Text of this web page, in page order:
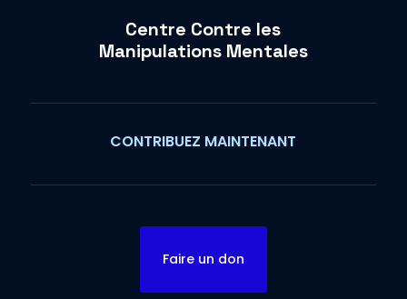
Centre Contre les
Manipulations Mentales
CONTRIBUEZ MAINTENANT
Faire un don